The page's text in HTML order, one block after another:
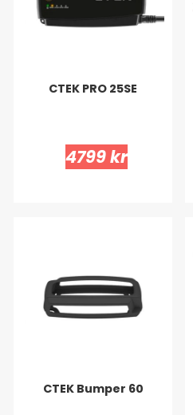
CTEK PRO 25SE
4799 kr
CTEK Bumper 60